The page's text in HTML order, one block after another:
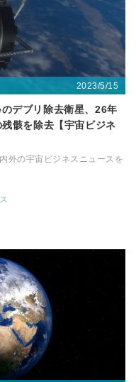
2023/5/15
デブリ除去衛星、26年
骸を除去【宇宙ビジネ
外の宇宙ビジネスニュースを